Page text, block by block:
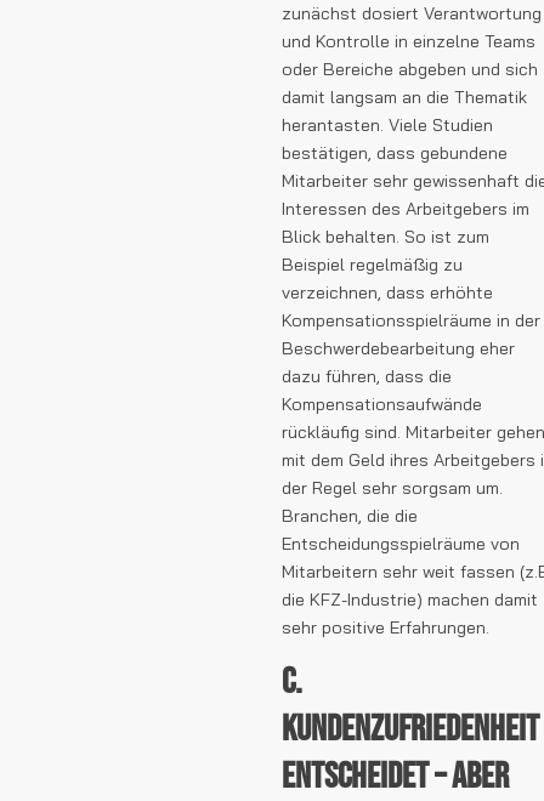
zunächst dosiert Verantwortung
und Kontrolle in einzelne Teams
oder Bereiche abgeben und sich
damit langsam an die Thematik
herantasten. Viele Studien
bestätigen, dass gebundene
Mitarbeiter sehr gewissenhaft
Interessen des Arbeitgebers im
Blick behalten. So ist zum
Beispiel regelmäßig zu
verzeichnen, dass erhöhte
Kompensationsspielräume in der
Beschwerdebearbeitung eher
dazu führen, dass die
Kompensationsaufwände
rückläufig sind. Mitarbeiter gehen
mit dem Geld ihres Arbeitgebers
der Regel sehr sorgsam um.
Branchen, die die
Entscheidungsspielräume von
Mitarbeitern sehr weit fassen
die KFZ-Industrie) machen damit
sehr positive Erfahrungen.
C.
Kundenzufriedenheit
entscheidet – aber